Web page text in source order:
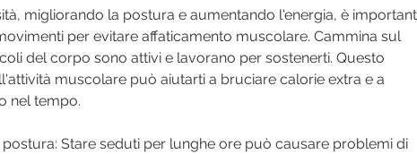
per evitare affaticamento muscolare. Cammina sul
del corpo sono attivi e lavorano per sostenerti. Questo
muscolare può aiutarti a bruciare calorie extra e a
nel tempo.
postura: Stare seduti per lunghe ore può causare problemi di